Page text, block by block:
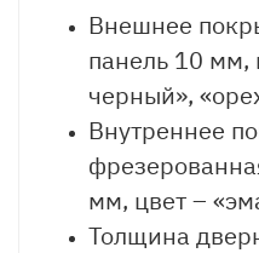
Внешнее
панель 10 мм,
черный»,
Внутреннее
мм, цвет –
Толщина